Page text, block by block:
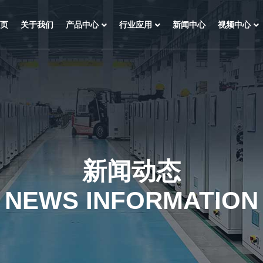
关于我们 产品中心 行业应用 新闻中心 视频中心
新闻动态
NEWS INFORMATION